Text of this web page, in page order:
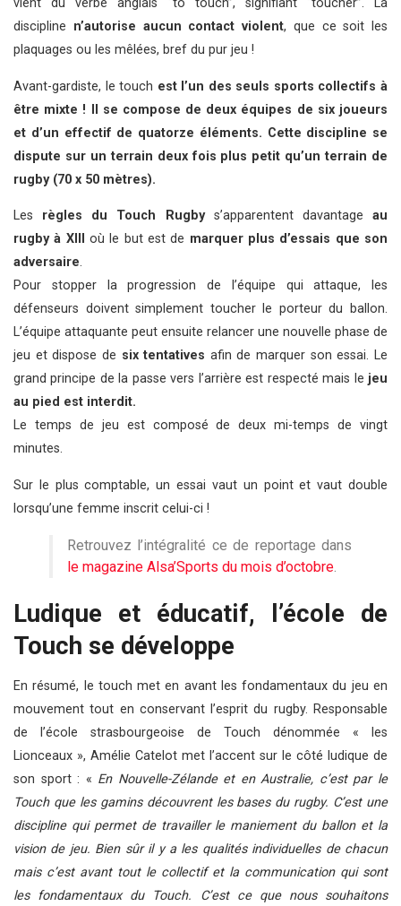
vient du verbe anglais “to touch”, signifiant “toucher”. La
discipline n’autorise aucun contact violent, que ce soit les
plaquages ou les mêlées, bref du pur jeu !
Avant-gardiste, le touch est l’un des seuls sports collectifs à
être mixte ! Il se compose de deux équipes de six joueurs
et d’un effectif de quatorze éléments. Cette discipline se
dispute sur un terrain deux fois plus petit qu’un terrain de
rugby (70 x 50 mètres).
Les règles du Touch Rugbys’apparentent davantageau
rugby à XIII
où le but est de marquer plus d’essais que son
adversaire.
Pour stopper la progression de l’équipe qui attaque, les
défenseurs doivent simplement toucher le porteur du ballon.
L’équipe attaquante peut ensuite relancer une nouvelle phase de
jeu et dispose de six tentatives afin de marquer son essai. Le
grand principe de la passe vers l’arrière est respecté mais le jeu
au pied est interdit.
Le temps de jeu est composé de deux mi-temps de vingt
minutes.
Sur le plus comptable, un essai vaut un point et vaut double
lorsqu’une femme inscrit celui-ci !
Retrouvez l’intégralité ce de reportage dans
le magazine Alsa’Sports du mois d’octobre
Ludique et éducatif, l’école de
Touch se développe
En résumé, le touch met en avant les fondamentaux du jeu en
mouvement tout en conservant l’esprit du rugby. Responsable
de l’école strasbourgeoise de Touch dénommée « les
Lionceaux », Amélie Catelot met l’accent sur le côté ludique de
son sport : « En Nouvelle-Zélande et en Australie, c’est par le
Touch que les gamins découvrent les bases du rugby. C’est une
discipline qui permet de travailler le maniement du ballon et la
vision de jeu. Bien sûr il y a les qualités individuelles de chacun
mais c’est avant tout le collectif et la communication qui sont
les fondamentaux du Touch. C’est ce que nous souhaitons